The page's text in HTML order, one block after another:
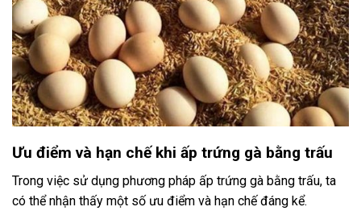
Ưu điểm và hạn chế khi ấp trứng gà bằng trấu
Trong việc sử dụng phương pháp ấp trứng gà bằng trấu, ta
có thể nhận thấy một số ưu điểm và hạn chế đáng kể.